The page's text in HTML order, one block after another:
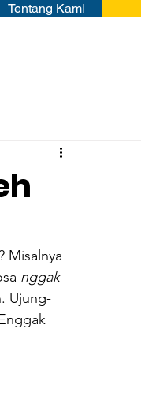
Tentang Kami
Misalnya
nggak
Ujung-